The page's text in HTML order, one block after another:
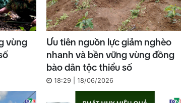
vùng
Ưu tiên nguồn lực giảm nghèo
nhanh và bền vững vùng đồng
bào dân tộc thiểu số
18:29 | 18/06/2026